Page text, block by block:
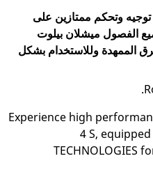
توجيه وتحكم ممتازين على
إطار جميع الفصول ميشلان بيلوت
الممهدة وللاستخدام بشكل
Experience high
4 S, equipped
TECHNOLOGIES